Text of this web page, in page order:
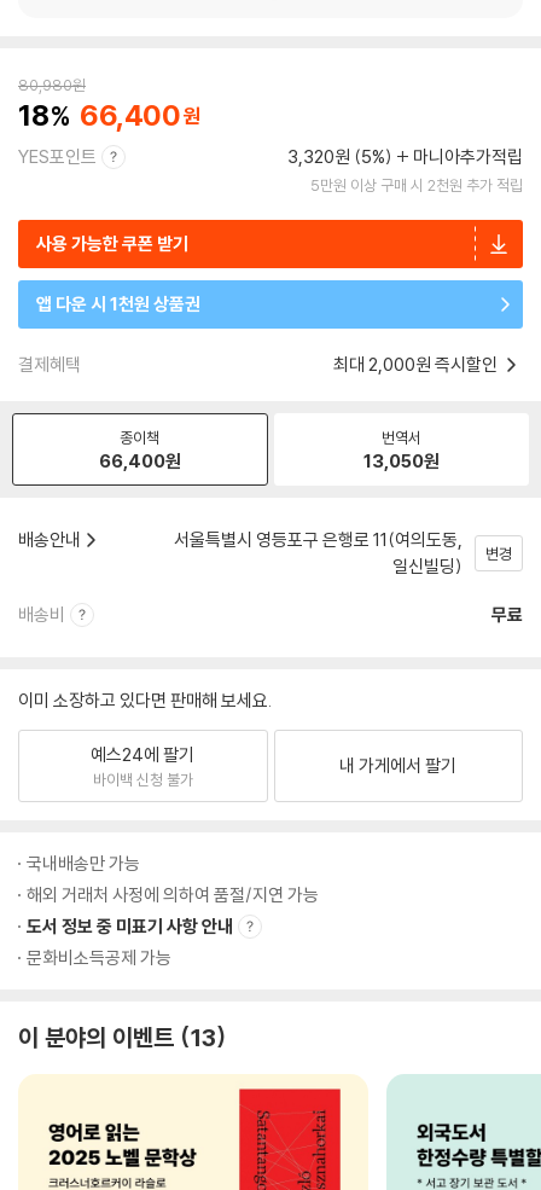
80,980원
18 66,400
YES포인트 3,320원 (5%) 마니아추가적립
5만원 이상 구매 시 2천원 추가 적립
사용 가능한 쿠폰 받기
앱 다운 시 1천원 상품권
결제혜택 최대 2,000원 즉시할인
종이책
66,400원
번역서
13,050원
배송안내
서울특별시 영등포구 은행로 11(여의도동,
일신빌딩)
변경
배송비 무료
이미 소장하고 있다면 판매해 보세요.
예스24에 팔기
바이백 신청 불가
내 가게에서 팔기
국내배송만 가능
해외 거래처 사정에 의하여 품절/지연 가능
도서 정보 중 미표기 사항 안내
문화비소득공제 가능
이 분야의 이벤트 13